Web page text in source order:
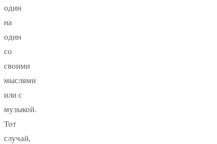
один
на
один
со
своими
мыслями
или с
музыкой.
Тот
случай,